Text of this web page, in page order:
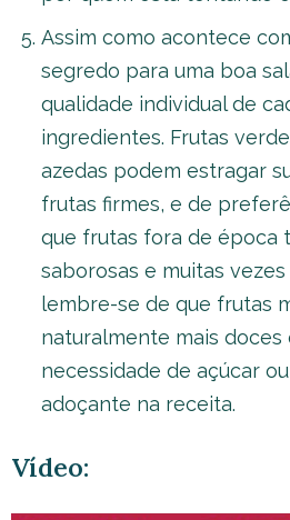
Assim como acontece
segredo para uma boa
qualidade individual de
ingredientes. Frutas
azedas podem estragar
frutas firmes, e de
que frutas fora de época
saborosas e muitas
lembre-se de que frutas
naturalmente mais doces
necessidade de açúcar
adoçante na receita.
Vídeo: